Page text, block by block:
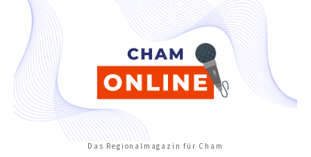
Das Regionalmagazin für Cham